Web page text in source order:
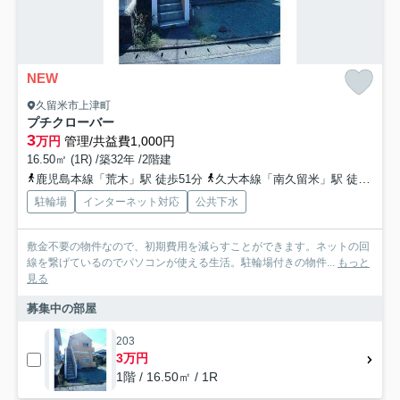
NEW
久留米市上津町
プチクローバー
3万円 管理/共益費1,000円
16.50㎡ (1R) /築32年 /2階建
鹿児島本線「荒木」駅 徒歩51分
久大本線「南久留米」駅 徒歩55分
駐輪場 インターネット対応 公共下水
敷金不要の物件なので、初期費用を減らすことができます。ネットの回
線を繋げているのでパソコンが使える生活。駐輪場付きの物件... もっと
見る
募集中の部屋
203
3万円
1階 / 16.50㎡ / 1R